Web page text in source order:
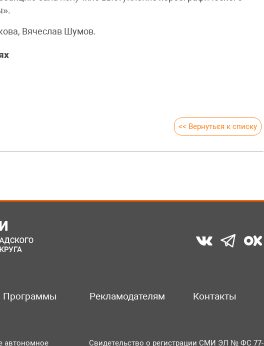
Вячеслав Шумов.
<< Вернуться к списку
Программы Рекламодателям Контакты
автономное Свидетельство о регистрации СМИ ЭЛ № ФС 77-